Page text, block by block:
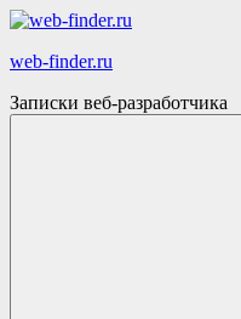
Skip
content
web-finder.ru
Записки веб-разработчика